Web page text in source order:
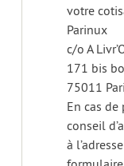
votre
Parinux
c/o A
171 bis
75011
En cas
conseil
à